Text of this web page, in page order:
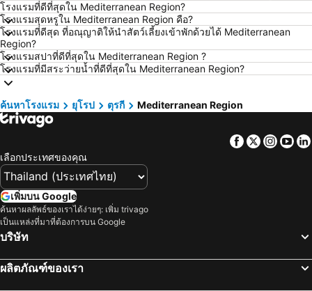
โรงแรม ระยอง
โรงแรม กาญจนบุรี
โรงแรม สระบุรี
โรงแรม นครราชสีมา
โรงแรม หาดป่าตอง
โรงแรม อุดรธานี
โรงแรม เวียงจันทน์
โรงแรม ปีนัง
โรงแรม ภาคตะวันออกเฉียงเหนือ
โรงแรม Schaffhausen
โรงแรม มาเก๊า
โรงแรม คาเมรอนไฮแลนด์
โรงแรม ลักเซมเบิร์ก
โรงแรม กาลิเซีย
โรงแรม ภาคใต้
โรงแรมที่ดีที่สุดใน Mediterranean Region?
โรงแรมสุดหรูใน Mediterranean Region คือ?
โรงแรมที่ดีสุด ที่อณุญาติให้นำสัตว์เลี้ยงเข้าพักด้วยได้ Mediterranean
Region?
โรงแรมสปาที่ดีที่สุดใน Mediterranean Region ?
โรงแรมที่มีสระว่ายน้ำที่ดีที่สุดใน Mediterranean Region?
ค้นหาโรงแรม ยุโรป ตุรกี Mediterranean Region
Facebook
Twitter
เลือกประเทศของคุณ
เพิ่มบน Google
ค้นหาผลลัพธ์ของเราได้ง่ายๆ: เพิ่ม trivago
เป็นแหล่งที่มาที่ต้องการบน Google
บริษัท
ผลิตภัณฑ์ของเรา